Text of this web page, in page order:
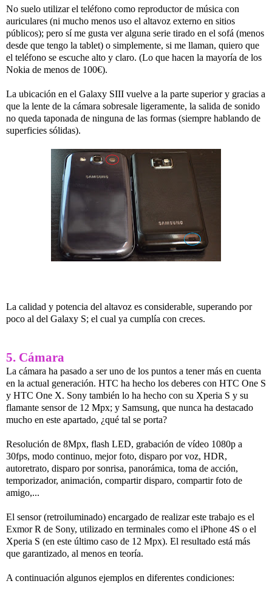
No suelo utilizar el teléfono como reproductor de música con
auriculares (ni mucho menos uso el altavoz externo en sitios
públicos); pero sí me gusta ver alguna serie tirado en el sofá (menos
desde que tengo la tablet) o simplemente, si me llaman, quiero que
el teléfono se escuche alto y claro. (Lo que hacen la mayoría de los
Nokia de menos de 100€).
La ubicación en el Galaxy SIII vuelve a la parte superior y gracias a
que la lente de la cámara sobresale ligeramente, la salida de sonido
no queda taponada de ninguna de las formas (siempre hablando de
superficies sólidas).
La calidad y potencia del altavoz es considerable, superando por
poco al del Galaxy S; el cual ya cumplía con creces.
5. Cámara
La cámara ha pasado a ser uno de los puntos a tener más en cuenta
en la actual generación. HTC ha hecho los deberes con HTC One S
y HTC One X. Sony también lo ha hecho con su Xperia S y su
flamante sensor de 12 Mpx; y Samsung, que nunca ha destacado
mucho en este apartado, ¿qué tal se porta?
Resolución de 8Mpx, flash LED, grabación de vídeo 1080p a
30fps, modo continuo, mejor foto, disparo por voz, HDR,
autoretrato, disparo por sonrisa, panorámica, toma de acción,
temporizador, animación, compartir disparo, compartir foto de
amigo,...
El sensor (retroiluminado) encargado de realizar este trabajo es el
Exmor R de Sony, utilizado en terminales como el iPhone 4S o el
Xperia S (en este último caso de 12 Mpx). El resultado está más
que garantizado, al menos en teoría.
A continuación algunos ejemplos en diferentes condiciones: